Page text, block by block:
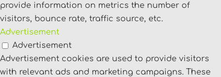
provide information on metrics the number of
visitors, bounce rate, traffic source, etc.
Advertisement
Advertisement
Advertisement cookies are used to provide visitors
with relevant ads and marketing campaigns. These